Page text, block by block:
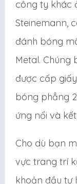
công ty khác
Steinemann,
đánh bóng
Metal. Chúng
được cấp
bóng phẳng
ứng nổi và
Cho dù bạn
vực trang trí
khoản đầu tư